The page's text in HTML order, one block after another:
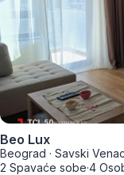
Beo Lux
Beograd · Savski Venac
2 Spavaće sobe·4